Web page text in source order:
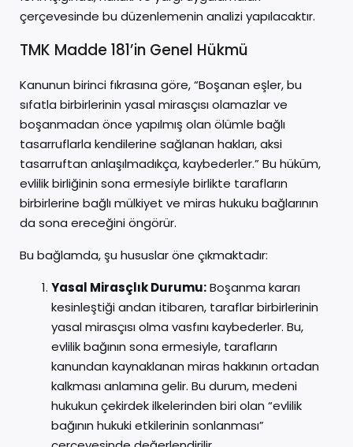
çerçevesinde bu düzenlemenin analizi yapılacaktır.
TMK Madde 181’in Genel Hükmü
Kanunun birinci fıkrasına göre, “Boşanan eşler, bu
sıfatla birbirlerinin yasal mirasçısı olamazlar ve
boşanmadan önce yapılmış olan ölümle bağlı
tasarruflarla kendilerine sağlanan hakları, aksi
tasarruftan anlaşılmadıkça, kaybederler.” Bu hüküm,
evlilik birliğinin sona ermesiyle birlikte tarafların
birbirlerine bağlı mülkiyet ve miras hukuku bağlarının
da sona ereceğini öngörür.
Bu bağlamda, şu hususlar öne çıkmaktadır:
Yasal Mirasçlık Durumu:Boşanma kararı
kesinleştiği andan itibaren, taraflar birbirlerinin
yasal mirasçısı olma vasfını kaybederler. Bu,
evlilik bağının sona ermesiyle, tarafların
kanundan kaynaklanan miras hakkının ortadan
kalkması anlamına gelir. Bu durum, medeni
hukukun çekirdek ilkelerinden biri olan “evlilik
bağının hukuki etkilerinin sonlanması”